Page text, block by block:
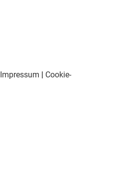
Impressum | Cookie-